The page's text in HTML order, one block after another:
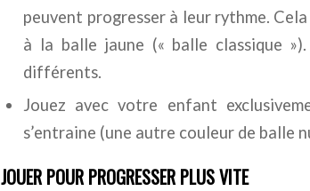
peuvent progresser à leur rythme.
à la balle jaune (« balle classique
différents.
Jouez avec votre enfant
s’entraine (une autre couleur de
JOUER POUR PROGRESSER PLUS VITE